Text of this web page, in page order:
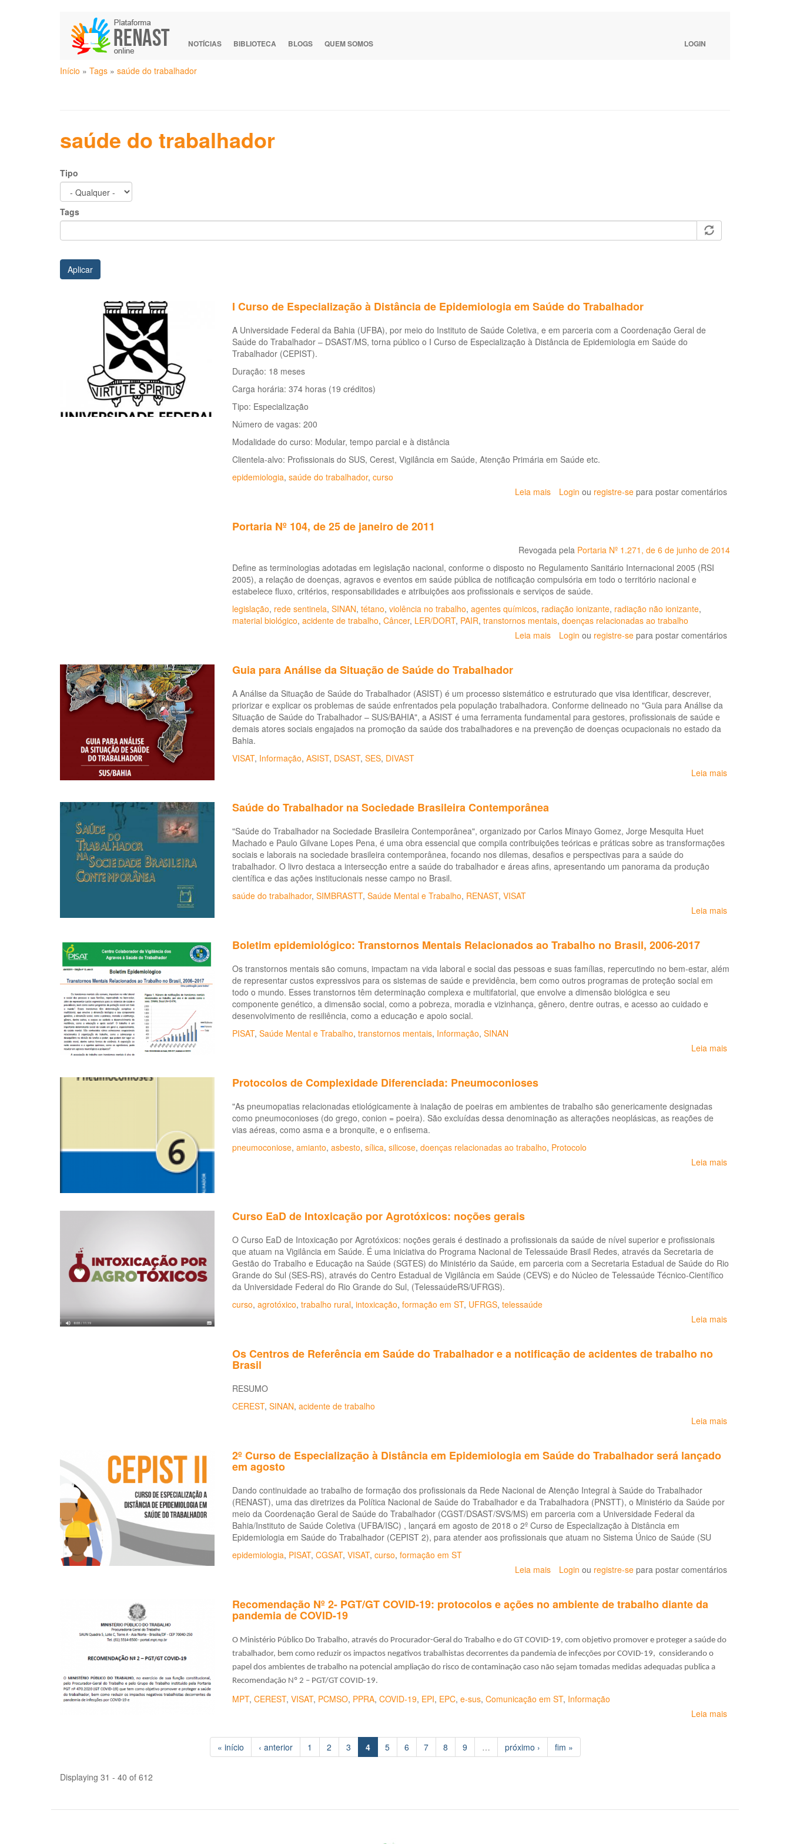
NOTÍCIAS BIBLIOTECA BLOGS QUEM SOMOS LOGIN
Você
Início » Tags » saúde do trabalhador
saúde do trabalhador
Tipo
Tags
Aplicar
I Curso de Especialização à Distância de Epidemiologia em Saúde do Trabalhador
A Universidade Federal da Bahia (UFBA), por meio do Instituto de Saúde Coletiva, e em parceria com a Coordenação Geral de
Saúde do Trabalhador – DSAST/MS, torna público o I Curso de Especialização à Distância de Epidemiologia em Saúde do
Trabalhador (CEPIST).
Duração: 18 meses
Carga horária: 374 horas (19 créditos)
Tipo: Especialização
Número de vagas: 200
Modalidade do curso: Modular, tempo parcial e à distância
Clientela-alvo: Profissionais do SUS, Cerest, Vigilância em Saúde, Atenção Primária em Saúde etc.
epidemiologia, saúde do trabalhador, curso
Leia mais sobre
à
Distância
de
Epidemiologia
em
Saúde
do
Trabalhador
Login ou registre-se para postar comentários
Portaria Nº 104, de 25 de janeiro de 2011
Revogada pela Portaria Nº 1.271, de 6 de junho de 2014
Define as terminologias adotadas em legislação nacional, conforme o disposto no Regulamento Sanitário Internacional 2005 (RSI
2005), a relação de doenças, agravos e eventos em saúde pública de notificação compulsória em todo o território nacional e
estabelece fluxo, critérios, responsabilidades e atribuições aos profissionais e serviços de saúde.
legislação, rede sentinela, SINAN, tétano, violência no trabalho, agentes químicos, radiação ionizante, radiação não ionizante,
material biológico, acidente de trabalho, Câncer, LER/DORT, PAIR, transtornos mentais, doenças relacionadas ao trabalho
Leia mais sobre
25
de
janeiro
de
Login ou registre-se para postar comentários
Guia para Análise da Situação de Saúde do Trabalhador
A Análise da Situação de Saúde do Trabalhador (ASIST) é um processo sistemático e estruturado que visa identificar, descrever,
priorizar e explicar os problemas de saúde enfrentados pela população trabalhadora. Conforme delineado no "Guia para Análise da
Situação de Saúde do Trabalhador – SUS/BAHIA", a ASIST é uma ferramenta fundamental para gestores, profissionais de saúde e
demais atores sociais engajados na promoção da saúde dos trabalhadores e na prevenção de doenças ocupacionais no estado da
Bahia.
VISAT, Informação, ASIST, DSAST, SES, DIVAST
Leia mais
Saúde do Trabalhador na Sociedade Brasileira Contemporânea
"Saúde do Trabalhador na Sociedade Brasileira Contemporânea", organizado por Carlos Minayo Gomez, Jorge Mesquita Huet
Machado e Paulo Gilvane Lopes Pena, é uma obra essencial que compila contribuições teóricas e práticas sobre as transformações
sociais e laborais na sociedade brasileira contemporânea, focando nos dilemas, desafios e perspectivas para a saúde do
trabalhador. O livro destaca a intersecção entre a saúde do trabalhador e áreas afins, apresentando um panorama da produção
científica e das ações institucionais nesse campo no Brasil.
saúde do trabalhador, SIMBRASTT, Saúde Mental e Trabalho, RENAST, VISAT
Leia mais
Sociedade
Boletim epidemiológico: Transtornos Mentais Relacionados ao Trabalho no Brasil, 2006-2017
Os transtornos mentais são comuns, impactam na vida laboral e social das pessoas e suas famílias, repercutindo no bem-estar, além
de representar custos expressivos para os sistemas de saúde e previdência, bem como outros programas de proteção social em
todo o mundo. Esses transtornos têm determinação complexa e multifatorial, que envolve a dimensão biológica e seu
componente genético, a dimensão social, como a pobreza, moradia e vizinhança, gênero, dentre outras, e acesso ao cuidado e
desenvolvimento de resiliência, como a educação e apoio social.
PISAT, Saúde Mental e Trabalho, transtornos mentais, Informação, SINAN
Leia mais
Protocolos de Complexidade Diferenciada: Pneumoconioses
"As pneumopatias relacionadas etiológicamente à inalação de poeiras em ambientes de trabalho são genericamente designadas
como pneumoconioses (do grego, conion = poeira). São excluídas dessa denominação as alterações neoplásicas, as reações de
vias aéreas, como asma e a bronquite, e o enfisema.
pneumoconiose, amianto, asbesto, sílica, silicose, doenças relacionadas ao trabalho, Protocolo
Leia mais
Curso EaD de Intoxicação por Agrotóxicos: noções gerais
O Curso EaD de Intoxicação por Agrotóxicos: noções gerais é destinado a profissionais da saúde de nível superior e profissionais
que atuam na Vigilância em Saúde. É uma iniciativa do Programa Nacional de Telessaúde Brasil Redes, através da Secretaria de
Gestão do Trabalho e Educação na Saúde (SGTES) do Ministério da Saúde, em parceria com a Secretaria Estadual de Saúde do Rio
Grande do Sul (SES-RS), através do Centro Estadual de Vigilância em Saúde (CEVS) e do Núcleo de Telessaúde Técnico-Científico
da Universidade Federal do Rio Grande do Sul, (TelessaúdeRS/UFRGS).
curso, agrotóxico, trabalho rural, intoxicação, formação em ST, UFRGS, telessaúde
Leia mais
Os Centros de Referência em Saúde do Trabalhador e a notificação de acidentes de trabalho no
Brasil
RESUMO
CEREST, SINAN, acidente de trabalho
Leia mais
2º Curso de Especialização à Distância em Epidemiologia em Saúde do Trabalhador será lançado
em agosto
Dando continuidade ao trabalho de formação dos profissionais da Rede Nacional de Atenção Integral à Saúde do Trabalhador
(RENAST), uma das diretrizes da Política Nacional de Saúde do Trabalhador e da Trabalhadora (PNSTT), o Ministério da Saúde por
meio da Coordenação Geral de Saúde do Trabalhador (CGST/DSAST/SVS/MS) em parceria com a Universidade Federal da
Bahia/Instituto de Saúde Coletiva (UFBA/ISC) , lançará em agosto de 2018 o 2º Curso de Especialização à Distância em
Epidemiologia em Saúde do Trabalhador (CEPIST 2), para atender aos profissionais que atuam no Sistema Único de Saúde (SU
epidemiologia, PISAT, CGSAT, VISAT, curso, formação em ST
Leia mais sobre
de
Distância
em
Epidemiologia
do
lançado
em
agosto
Login ou registre-se para postar comentários
Recomendação Nº 2- PGT/GT COVID-19: protocolos e ações no ambiente de trabalho diante da
pandemia de COVID-19
O Ministério Público Do Trabalho, através do Procurador-Geral do Trabalho e do GT COVID-19, com objetivo promover e proteger a saúde do
trabalhador, bem como reduzir os impactos negativos trabalhistas decorrentes da pandemia de infecções por COVID-19, considerando o
papel dos ambientes de trabalho na potencial ampliação do risco de contaminação caso não sejam tomadas medidas adequadas publica a
Recomendação Nº 2 – PGT/GT COVID-19.
MPT, CEREST, VISAT, PCMSO, PPRA, COVID-19, EPI, EPC, e-sus, Comunicação em ST, Informação
Leia mais
e
« início ‹ anterior 1 2 3 4 5 6 7 8 9 … próximo › fim »
Displaying 31 - 40 of 612